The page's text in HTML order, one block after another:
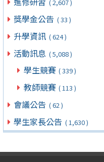
( 2,607 )
獎學金公告 ( 33 )
升學資訊 ( 624 )
活動訊息 ( 5,088 )
學生競賽 ( 339 )
教師競賽 ( 113 )
會議公告 ( 62 )
學生家長公告 ( 1,630 )